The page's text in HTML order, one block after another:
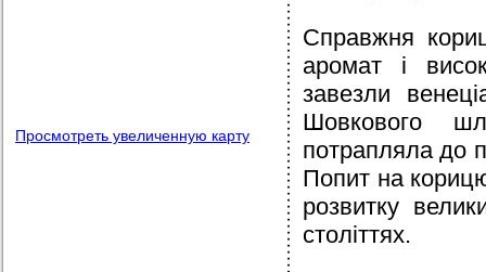
Просмотреть увеличенную карту
Справжня
аромат і
завезли
Шовкового
потрапляла до
Попит на корицю
розвитку
століттях.